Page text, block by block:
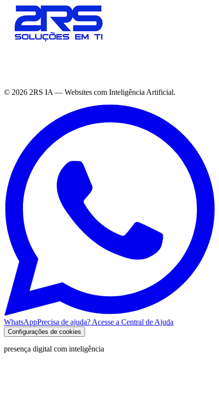
© 2026 2RS IA — Websites com Inteligência Artificial.
WhatsAppPrecisa de ajuda? Acesse a Central de Ajuda
Configurações de cookies
presença digital com inteligência